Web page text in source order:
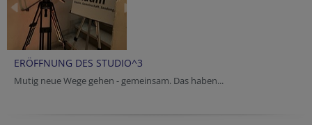
ERÖFFNUNG DES STUDIO^3
Mutig neue Wege gehen - gemeinsam. Das haben...